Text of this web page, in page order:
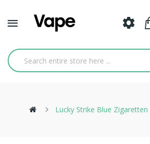
Lucky Strike Blue Zigaretten